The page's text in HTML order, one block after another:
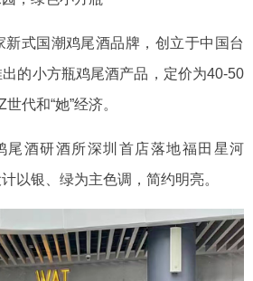
新式国潮鸡尾酒品牌 ，创立于中国台
的小方瓶鸡尾酒产品，定价为40-50
代和“她”经济。
尾酒研酒所深圳首店落地福田星河
以银、绿为主色调，简约明亮。